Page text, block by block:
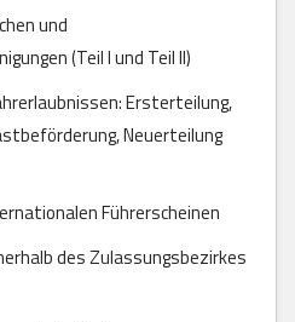
und
(Teil I und Teil II)
Ersterteilung,
Neuerteilung
Führerscheinen
des Zulassungsbezirkes